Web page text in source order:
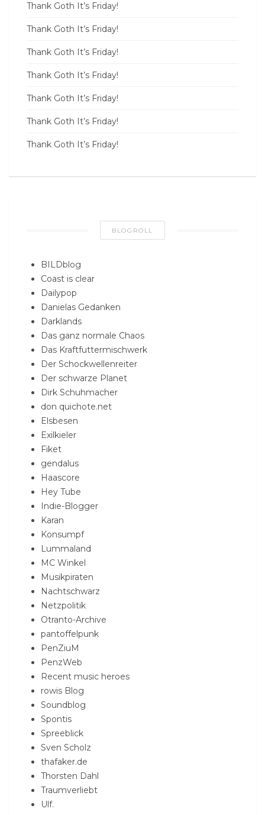
Thank Goth It’s Friday!
Thank Goth It’s Friday!
Thank Goth It’s Friday!
Thank Goth It’s Friday!
Thank Goth It’s Friday!
Thank Goth It’s Friday!
Thank Goth It’s Friday!
BLOGROLL
BILDblog
Coast is clear
Dailypop
Danielas Gedanken
Darklands
Das ganz normale Chaos
Das Kraftfuttermischwerk
Der Schockwellenreiter
Der schwarze Planet
Dirk Schuhmacher
don quichote.net
Elsbesen
Exilkieler
Fiket
gendalus
Haascore
Hey Tube
Indie-Blogger
Karan
Konsumpf
Lummaland
MC Winkel
Musikpiraten
Nachtschwarz
Netzpolitik
Otranto-Archive
pantoffelpunk
PenZiuM
PenzWeb
Recent music heroes
rowis Blog
Soundblog
Spontis
Spreeblick
Sven Scholz
thafaker.de
Thorsten Dahl
Traumverliebt
Ulf.